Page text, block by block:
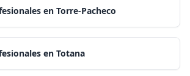
en Torre-Pacheco
en Totana